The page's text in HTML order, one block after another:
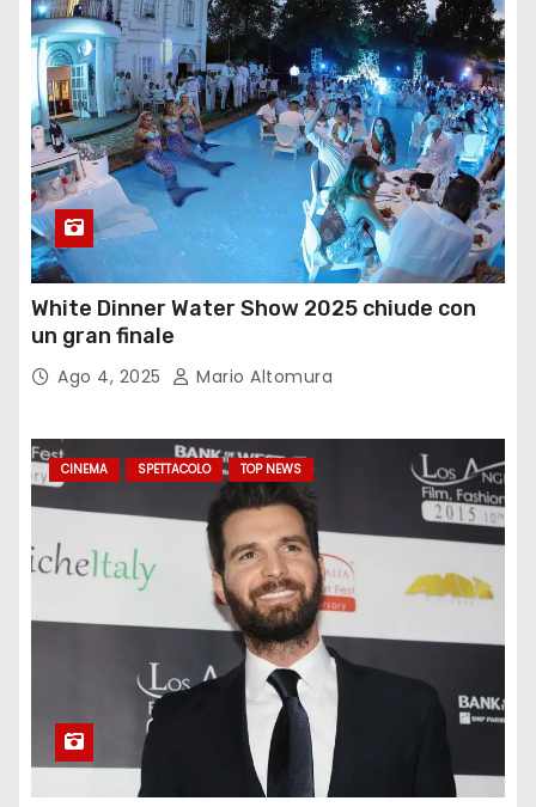
White Dinner Water Show 2025 chiude con
un gran finale
Ago 4, 2025 Mario Altomura
CINEMA SPETTACOLO TOP NEWS